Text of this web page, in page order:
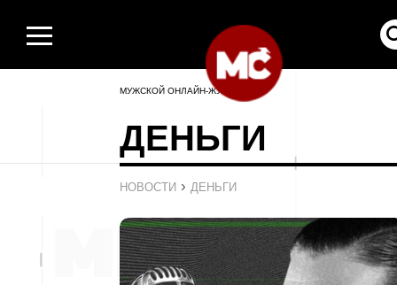
МУЖСКОЙ ОНЛАЙН-ЖУРНАЛ
ДЕНЬГИ
НОВОСТИ › ДЕНЬГИ